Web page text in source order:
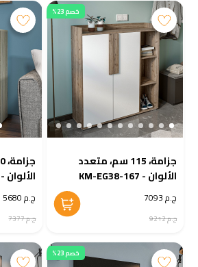
خصم 23%
جزامة، 115 سم، متعدد
الألوان - KM-EG38-167
ج.م 7093
ج.م 9212
الألوان - KM-EG38-166
ج.م 5680
ج.م 7377
خصم 23%